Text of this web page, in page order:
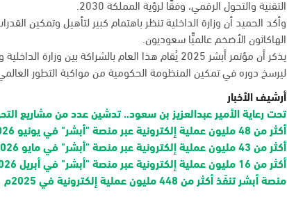
التقنية والتحول الرقمي، وفقًا لرؤية المملكة 2030.
وأكد الحميد أن وزارة الداخلية تنظر باهتمام كبير لتأهيل وتمكين
الهاكاثون الأضخم عالميًّا سعوديون.
يذكر أن مؤتمر أبشر 2025 يُقام هذا العام بالشراكة
ليرسخ دوره في تمكين المنظومة الحكومية من مواكبة التطور
أرشيف الأخبار
تحت رعاية الأمير عبدالعزيز بن سعود.. تدشين عدد من مشاريع
أكثر من 48 مليون عملية إلكترونية عبر منصة "أبشر" في يونيو 2026م
أكثر من 43 مليون عملية إلكترونية عبر منصة "أبشر" في مايو 2026م
أكثر من 16 مليون عملية إلكترونية عبر منصة "أبشر" في أبريل 2026م
منصة أبشر تنفّذ أكثر من 448 مليون عملية إلكترونية في 2025م